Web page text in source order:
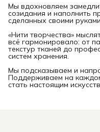
Мы вдохновляем
созидания и наполнить
сделанных своими
«Нити творчества»
всё гармонировало: от
текстур тканей до
систем хранения.
Мы подсказываем и
Поддерживаем на
стать настоящим